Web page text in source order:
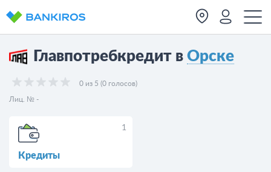
Главпотребкредит в Орске
0 из 5 (0 голосов)
Лиц. № -
1
Кредиты